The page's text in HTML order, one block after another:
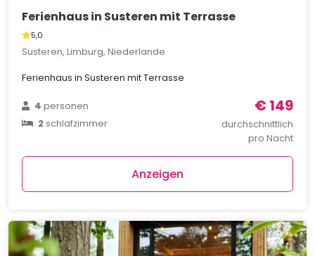
Ferienhaus in Susteren mit Terrasse
5,0
Susteren, Limburg, Niederlande
Ferienhaus in Susteren mit Terrasse
4personen
2schlafzimmer
€ 149
durchschnittlich
pro Nacht
Anzeigen